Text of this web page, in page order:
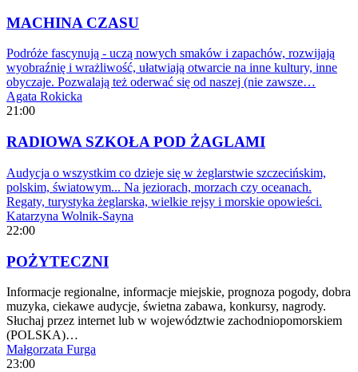
MACHINA CZASU
Podróże fascynują - uczą nowych smaków i zapachów, rozwijają
wyobraźnię i wrażliwość, ułatwiają otwarcie na inne kultury, inne
obyczaje. Pozwalają też oderwać się od naszej (nie zawsze…
Agata Rokicka
21:00
RADIOWA SZKOŁA POD ŻAGLAMI
Audycja o wszystkim co dzieje się w żeglarstwie szczecińskim,
polskim, światowym... Na jeziorach, morzach czy oceanach.
Regaty, turystyka żeglarska, wielkie rejsy i morskie opowieści.
Katarzyna Wolnik-Sayna
22:00
POŻYTECZNI
Informacje regionalne, informacje miejskie, prognoza pogody, dobra
muzyka, ciekawe audycje, świetna zabawa, konkursy, nagrody.
Słuchaj przez internet lub w województwie zachodniopomorskiem
(POLSKA)…
Małgorzata Furga
23:00